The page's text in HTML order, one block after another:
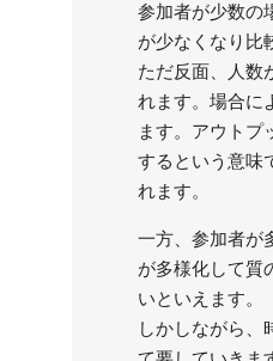
参加者が少数の
が少なくなり比
ただ反面、人数
れます。場合に
ます。アウトプ
するという意味
れます。
一方、参加者が
が多様化して質
いといえます。
しかしながら、